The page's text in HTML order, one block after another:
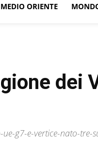
MEDIO ORIENTE
dei
g7-e-vertice-nato-